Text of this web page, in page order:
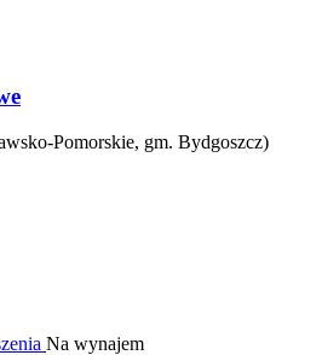
Pomorskie, gm. Bydgoszcz)
Na wynajem